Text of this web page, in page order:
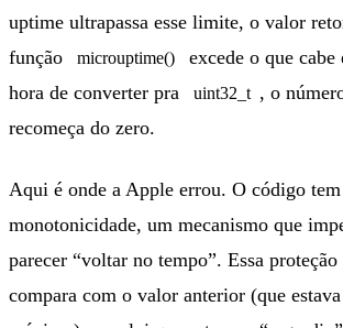
uptime ultrapassa esse limite, o valor
função
microuptime()
excede o que
hora de converter pra
uint32_t , o
recomeça do zero.
Aqui é onde a Apple errou. O código
monotonicidade, um mecanismo que
parecer “voltar no tempo”. Essa
compara com o valor anterior (que